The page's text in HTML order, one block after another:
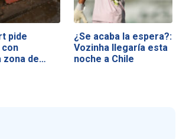
pide
zona de…
¿Se acaba la espera?:
Vozinha llegaría esta
noche a Chile